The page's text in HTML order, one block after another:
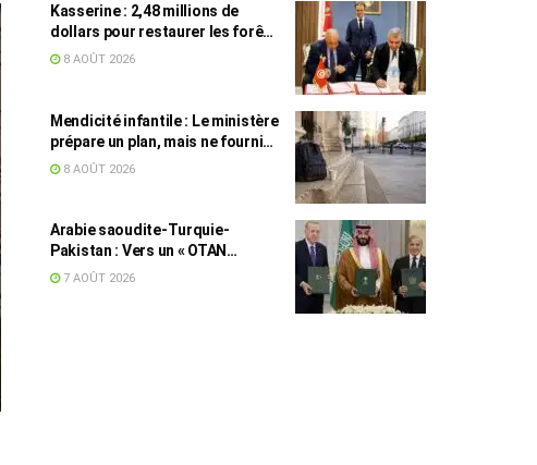
Kasserine : 2,48 millions de
dollars pour restaurer les forêts
de pin d’Alep
8 AOÛT 2026
Mendicité infantile : Le ministère
prépare un plan, mais ne fournit
toujours aucun chiffre
8 AOÛT 2026
Arabie saoudite-Turquie-
Pakistan : Vers un « OTAN
islamique » ?
7 AOÛT 2026